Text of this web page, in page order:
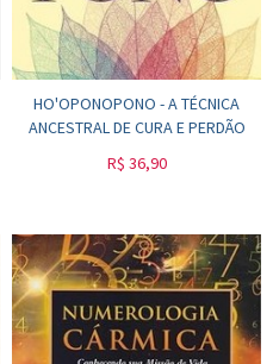
HO'OPONOPONO - A TÉCNICA
ANCESTRAL DE CURA E PERDÃO
R$ 36,90